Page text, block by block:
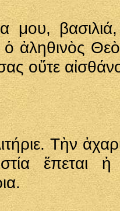
μου,
ὁ ἀληθινὸς
οὔτε
Τὴν
ἕπεται